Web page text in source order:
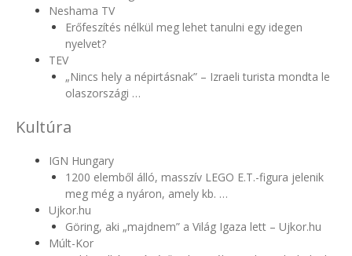
Neshama TV
Erőfeszítés nélkül meg lehet tanulni egy idegen
nyelvet?
TEV
„Nincs hely a népirtásnak” – Izraeli turista mondta le
olaszországi …
Kultúra
IGN Hungary
1200 elemből álló, masszív LEGO E.T.-figura jelenik
meg még a nyáron, amely kb. …
Ujkor.hu
Göring, aki „majdnem” a Világ Igaza lett – Ujkor.hu
Múlt-Kor